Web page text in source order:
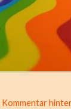
Kommentar